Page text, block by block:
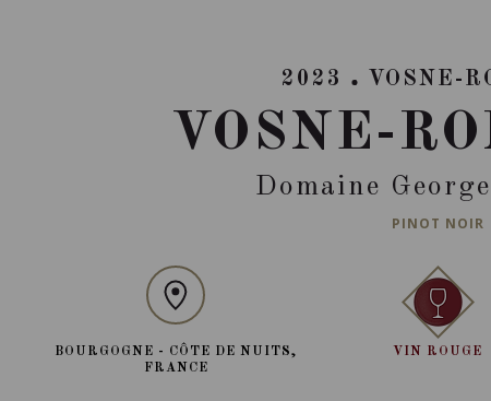
2023 VOSNE-
VOSNE-
Domaine
PINOT NOIR
BOURGOGNE - CÔTE DE NUITS,
FRANCE
VIN ROUGE